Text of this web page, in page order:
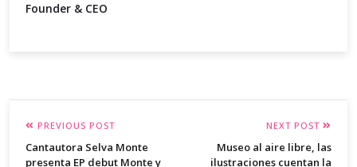
Founder & CEO
PREVIOUS POST
Cantautora Selva Monte
presenta EP debut Monte y
NEXT POST
Museo al aire libre, las
ilustraciones cuentan la